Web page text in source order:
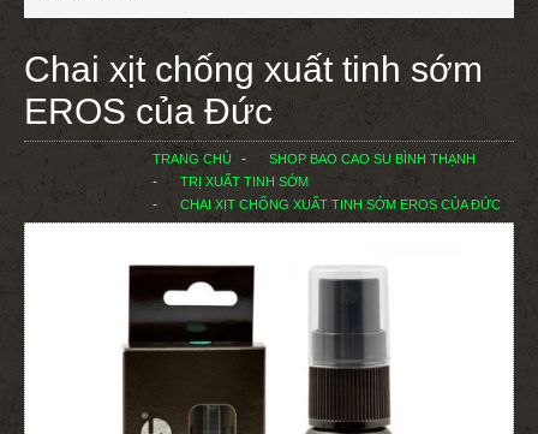
Chai xịt chống xuất tinh sớm
EROS của Đức
TRANG CHỦ
SHOP BAO CAO SU BÌNH THẠNH
TRỊ XUẤT TINH SỚM
CHAI XỊT CHỐNG XUẤT TINH SỚM EROS CỦA ĐỨC